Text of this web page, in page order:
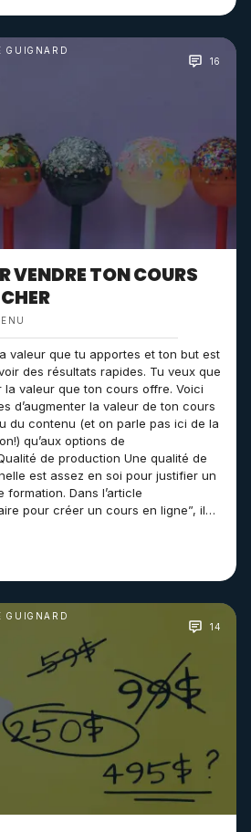
VENDRE TON COURS
valeur que tu apportes et ton but est
des résultats rapides. Tu veux que
valeur que ton cours offre. Voici
d’augmenter la valeur de ton cours
du contenu (et on parle pas ici de la
qu’aux options de
de production Une qualité de
est assez en soi pour justifier un
Dans l’article
pour créer un cours en ligne”, il…
GUIGNARD
16
GUIGNARD
14